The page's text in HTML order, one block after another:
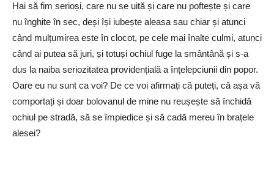
Hai să fim serioși, care nu se uită și care nu poftește și care
nu înghite în sec, deși își iubește aleasa sau chiar și atunci
când mulțumirea este în clocot, pe cele mai înalte culmi, atunci
când ai putea să juri, și totuși ochiul fuge la smântână și s-a
dus la naiba seriozitatea providențială a înțelepciunii din popor.
Oare eu nu sunt ca voi? De ce voi afirmați că puteți, că așa vă
comportați și doar bolovanul de mine nu reușește să închidă
ochiul pe stradă, să se împiedice și să cadă mereu în brațele
alesei?